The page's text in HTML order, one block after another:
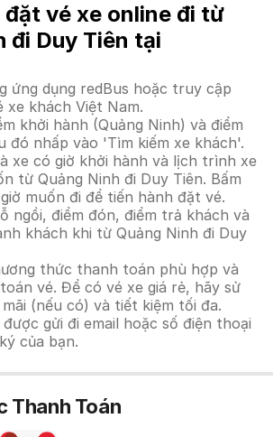
đặt vé xe online đi từ
đi Duy Tiên tại
ứng dụng redBus hoặc truy cập
khách Việt Nam.
khởi hành (Quảng Ninh) và điểm
đó nhấp vào 'Tìm kiếm xe khách'.
xe có giờ khởi hành và lịch trình xe
từ Quảng Ninh đi Duy Tiên. Bấm
muốn đi để tiến hành đặt vé.
ngồi, điểm đón, điểm trả khách và
khách khi từ Quảng Ninh đi Duy
thức thanh toán phù hợp và
vé. Để có vé xe giá rẻ, hãy sử
(nếu có) và tiết kiệm tối đa.
gửi đi email hoặc số điện thoại
của bạn.
Thanh Toán